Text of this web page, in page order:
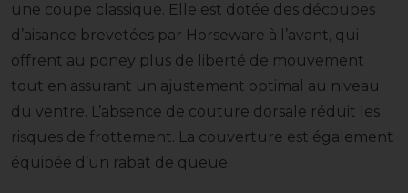
une coupe classique. Elle est dotée des découpes
d’aisance brevetées par Horseware à l’avant, qui
offrent au poney plus de liberté de mouvement
tout en assurant un ajustement optimal au niveau
du ventre. L’absence de couture dorsale réduit les
risques de frottement. La couverture est également
équipée d’un rabat de queue.